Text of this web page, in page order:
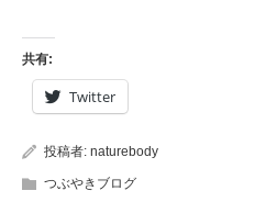
共有:
Twitter
投稿者: naturebody
つぶやきブログ